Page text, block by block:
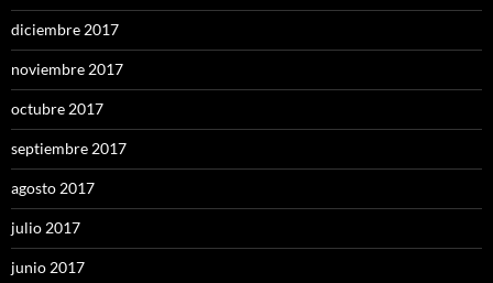
diciembre 2017
noviembre 2017
octubre 2017
septiembre 2017
agosto 2017
julio 2017
junio 2017